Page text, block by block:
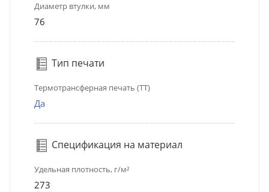
Диаметр втулки, мм
76
Тип печати
Термотрансферная печать (ТТ)
Да
Спецификация на материал
Удельная плотность, г/м²
273